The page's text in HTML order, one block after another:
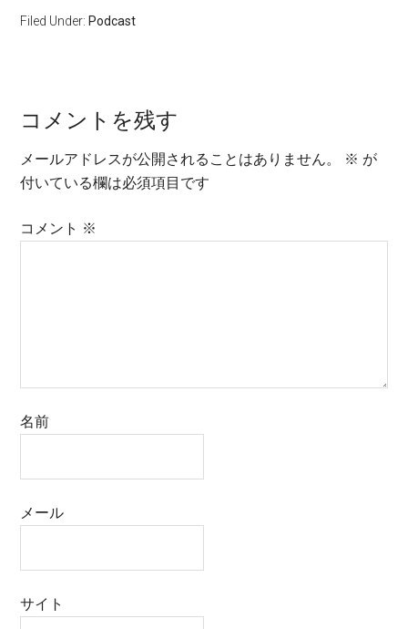
Filed Under: Podcast
コメントを残す
メールアドレスが公開されることはありません。 ※ が
付いている欄は必須項目です
コメント ※
名前
メール
サイト